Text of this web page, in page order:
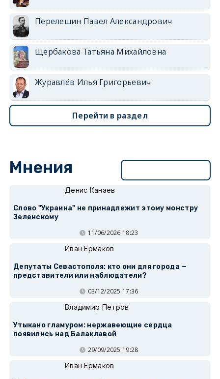
Перелешин Павел Александрович
Щербакова Татьяна Михайловна
Журавлёв Илья Григорьевич
Перейти в раздел
Мнения
Денис Канаев
Слово "Украина" не принадлежит этому монстру
Зеленскому
11/06/2026 18:23
Иван Ермаков
Депутаты Севастополя: кто они для города —
представители или наблюдатели?
03/12/2025 17:36
Владимир Петров
Утыкано гламуром: нержавеющие сердца
появились над Балаклавой
29/09/2025 19:28
Иван Ермаков